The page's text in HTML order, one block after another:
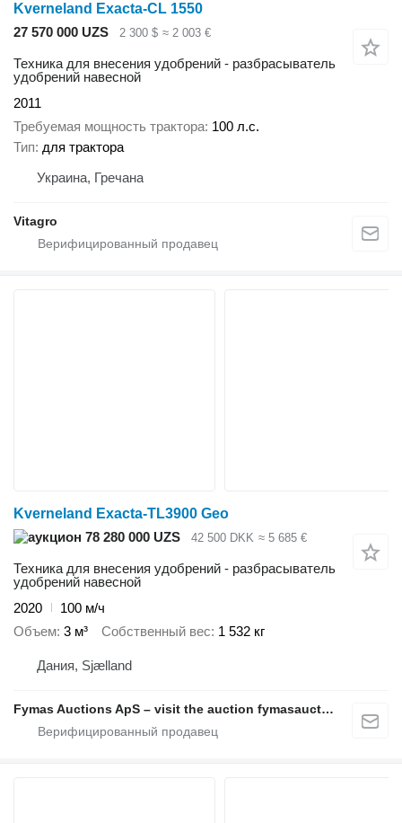
Kverneland Exacta-CL 1550
27 570 000 UZS
2 300 $ ≈ 2 003 €
Техника для внесения удобрений - разбрасыватель
удобрений навесной
2011
Требуемая мощность трактора 100 л.с.
Тип для трактора
Украина, Гречана
Vitagro
Kverneland Exacta-TL3900 Geo
78 280 000 UZS
42 500 DKK ≈ 5 685 €
Техника для внесения удобрений - разбрасыватель
удобрений навесной
2020
100 м/ч
Объем 3 м³ Собственный вес 1 532 кг
Дания, Sjælland
Fymas Auctions ApS – visit the auction fymasauctions.dk